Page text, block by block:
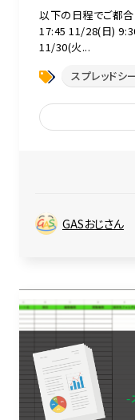
以下の日程でご都
17:45 11/28(日)
11/30(火...
スプレッドシ
GASおじさん